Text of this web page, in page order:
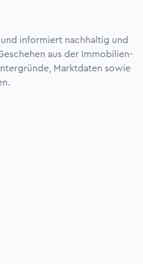
informiert nachhaltig und
aus der Immobilien-
Marktdaten sowie